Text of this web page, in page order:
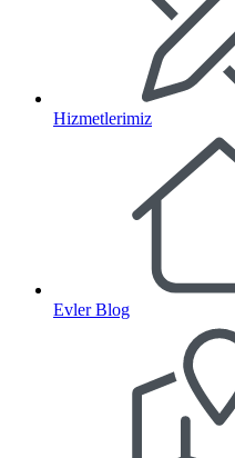
Hizmetlerimiz
Evler Blog